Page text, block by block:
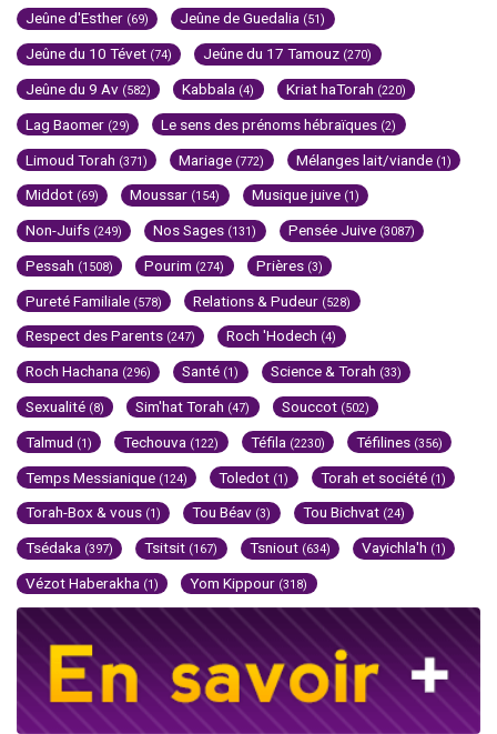
Jeûne d'Esther (69) Jeûne de Guedalia (51)
Jeûne du 10 Tévet (74) Jeûne du 17 Tamouz (270)
Jeûne du 9 Av (582) Kabbala (4) Kriat haTorah (220)
Lag Baomer (29) Le sens des prénoms hébraïques (2)
Limoud Torah (371) Mariage (772) Mélanges lait/viande (1)
Middot (69) Moussar (154) Musique juive (1)
Non-Juifs (249) Nos Sages (131) Pensée Juive (3087)
Pessah (1508) Pourim (274) Prières (3)
Pureté Familiale (578) Relations & Pudeur (528)
Respect des Parents (247) Roch 'Hodech (4)
Roch Hachana (296) Santé (1) Science & Torah (33)
Sexualité (8) Sim'hat Torah (47) Souccot (502)
Talmud (1) Techouva (122) Téfila (2230) Téfilines (356)
Temps Messianique (124) Toledot (1) Torah et société (1)
Torah-Box & vous (1) Tou Béav (3) Tou Bichvat (24)
Tsédaka (397) Tsitsit (167) Tsniout (634) Vayichla'h (1)
Vézot Haberakha (1) Yom Kippour (318)